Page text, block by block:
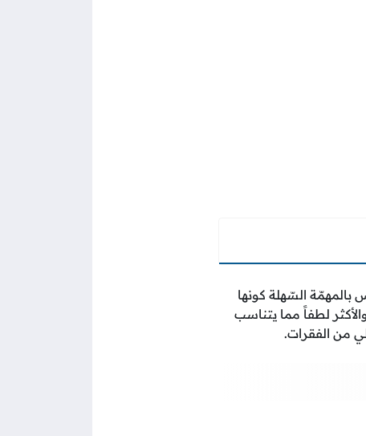
بالمهمّة السّهلة كونها
لطفاً مما يتناسب
من الفقرات.